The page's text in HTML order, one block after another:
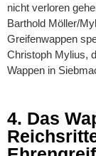
nicht verloren
Barthold Möller/
Greifenwappen
Christoph Mylius,
Wappen in
4. Das